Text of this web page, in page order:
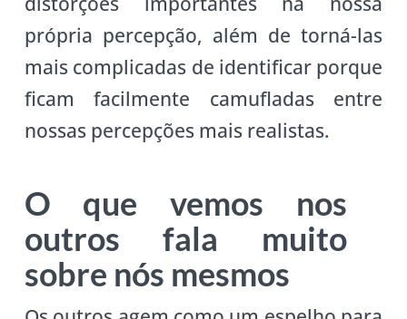
própria percepção, além de torná-las
mais complicadas de identificar porque
ficam facilmente camufladas entre
nossas percepções mais realistas.
O que vemos nos
outros fala muito
sobre nós mesmos